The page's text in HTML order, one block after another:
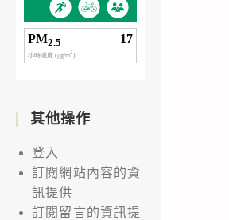
其他操作
登入
訂閱網站內容的資
訊提供
訂閱留言的資訊提